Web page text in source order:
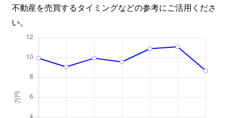
不動産を売買するタイミングなどの参考にご活用くださ
い。